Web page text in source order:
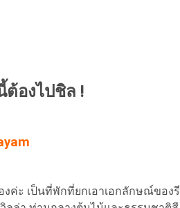
ต้องไปชิล !
ค่ะ เป็นที่พักที่ยกเอาเอกลักษณ์ของรี